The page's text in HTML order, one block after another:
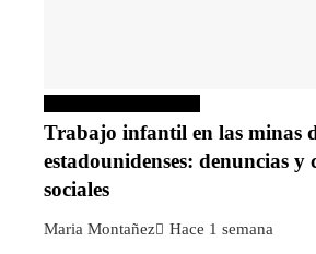
Trabajo infantil en las minas
estadounidenses: denuncias y
sociales
Maria Montañez Hace 1 semana